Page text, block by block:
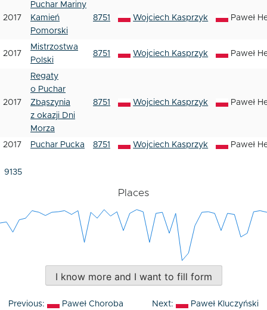
2017
Puchar Mariny
Kamień
Pomorski
8751 Wojciech Kasprzyk Paweł
2017
Mistrzostwa
Polski
8751 Wojciech Kasprzyk Paweł
2017
Regaty
o Puchar
Zbąszynia
z okazji Dni
Morza
8751 Wojciech Kasprzyk Paweł
2017 Puchar Pucka 8751 Wojciech Kasprzyk Paweł
9135
Places
I know more and I want to fill form
Post
Previous: Paweł Choroba Next: Paweł Kluczyński